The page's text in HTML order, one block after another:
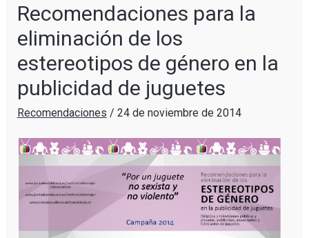
Recomendaciones para la
eliminación de los
estereotipos de género en la
publicidad de juguetes
Recomendaciones / 24 de noviembre de 2014